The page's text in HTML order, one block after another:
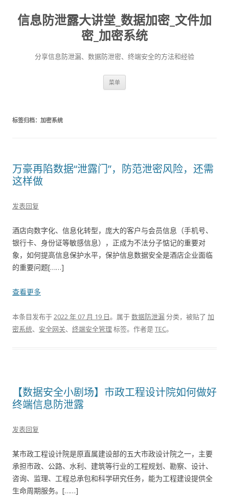
信息防泄露大讲堂_数据加密_文件加
密_加密系统
分享信息防泄漏、数据防泄密、终端安全的方法和经验
菜单
标签归档： 加密系统
万豪再陷数据“泄露门”，防范泄密风险，还需
这样做
发表回复
酒店向数字化、信息化转型，庞大的客户与会员信息（手机号、
银行卡、身份证等敏感信息），正成为不法分子惦记的重要对
象，如何提高信息保护水平，保护信息数据安全是酒店企业面临
的重要问题[……]
查看更多
本条目发布于2022 年 07 月 19 日。属于数据防泄漏分类，被贴了 加
密系统、 安全网关、 终端安全管理 标签。 作者是TEC。
【数据安全小剧场】市政工程设计院如何做好
终端信息防泄露
发表回复
某市政工程设计院是原直属建设部的五大市政设计院之一，主要
承担市政、公路、水利、建筑等行业的工程规划、勘察、设计、
咨询、监理、工程总承包和科学研究任务，能为工程建设提供全
生命周期服务。[……]